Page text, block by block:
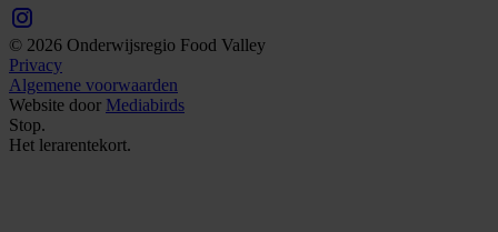
© 2026 Onderwijsregio Food Valley
Privacy
Algemene voorwaarden
Website door Mediabirds
Stop.
Het lerarentekort.